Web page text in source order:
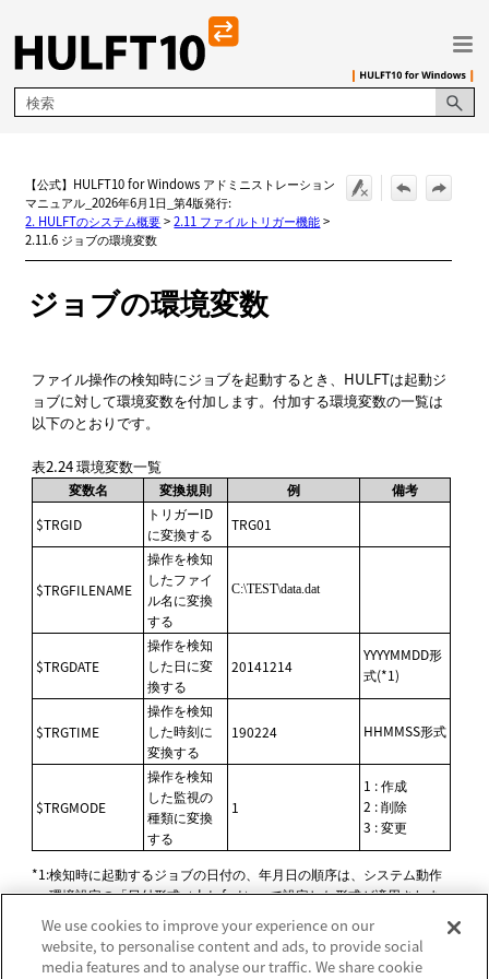
メイン コンテンツにスキップ
【公式】HULFT10 for Windows アドミニストレーション
マニュアル_2026年6月1日_第4版発行:
2. HULFTのシステム概要>2.11 ファイルトリガー機能>
2.11.6 ジョブの環境変数
ジョブの環境変数
ファイル操作の検知時にジョブを起動するとき、HULFTは起動ジ
ョブに対して環境変数を付加します。付加する環境変数の一覧は
以下のとおりです。
表2.24環境変数一覧
変数名 変換規則 例
備考
$TRGID
トリガーID
に変換する
TRG01
$TRGFILENAME
操作を検知
したファイ
ル名に変換
する
C:\TEST\data.dat
$TRGDATE
操作を検知
した日に変
換する
20141214
YYYYMMDD形
式(*1)
$TRGTIME
操作を検知
した時刻に
変換する
190224 HHMMSS形式
$TRGMODE
操作を検知
した監視の
種類に変換
する
1
1 : 作成
2 : 削除
3 : 変更
*1:検知時に起動するジョブの日付の、年月日の順序は、システム動作
環境設定の
日付形式（datefmt）
で設定した形式が適用されま
We use cookies to improve your experience on our
website, to personalise content and ads, to provide social
media features and to analyse our traffic. We share cookie